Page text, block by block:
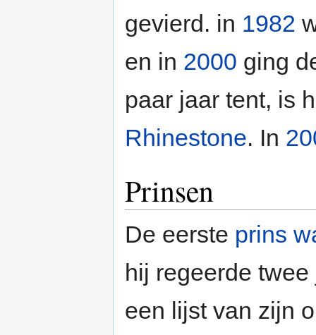
gevierd. in 1982
en in 2000 ging
paar jaar tent, is
Rhinestone. In
Prinsen
De eerste prins
hij regeerde
een lijst van zijn